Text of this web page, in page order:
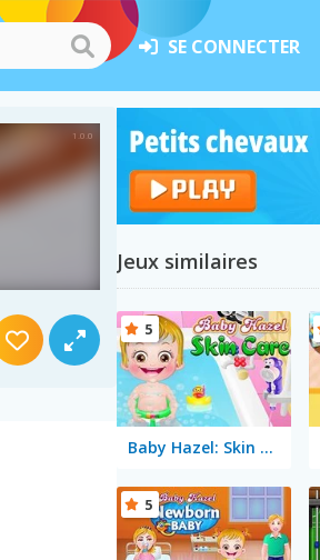
SE CONNECTER
Jeux similaires
Baby Hazel: Skin Care
5
5